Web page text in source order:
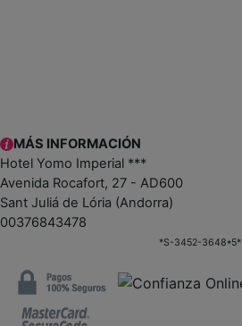
MÁS INFORMACIÓN
Hotel Yomo Imperial ***
Avenida Rocafort, 27 - AD600
Sant Juliá de Lória (Andorra)
00376843478
*S-3452-3648*5*